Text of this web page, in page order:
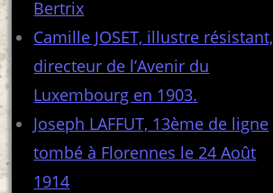
Bertrix
Camille JOSET, illustre résistant,
directeur de l’Avenir du
Luxembourg en 1903.
Joseph LAFFUT, 13ème de ligne
tombé à Florennes le 24 Août
1914